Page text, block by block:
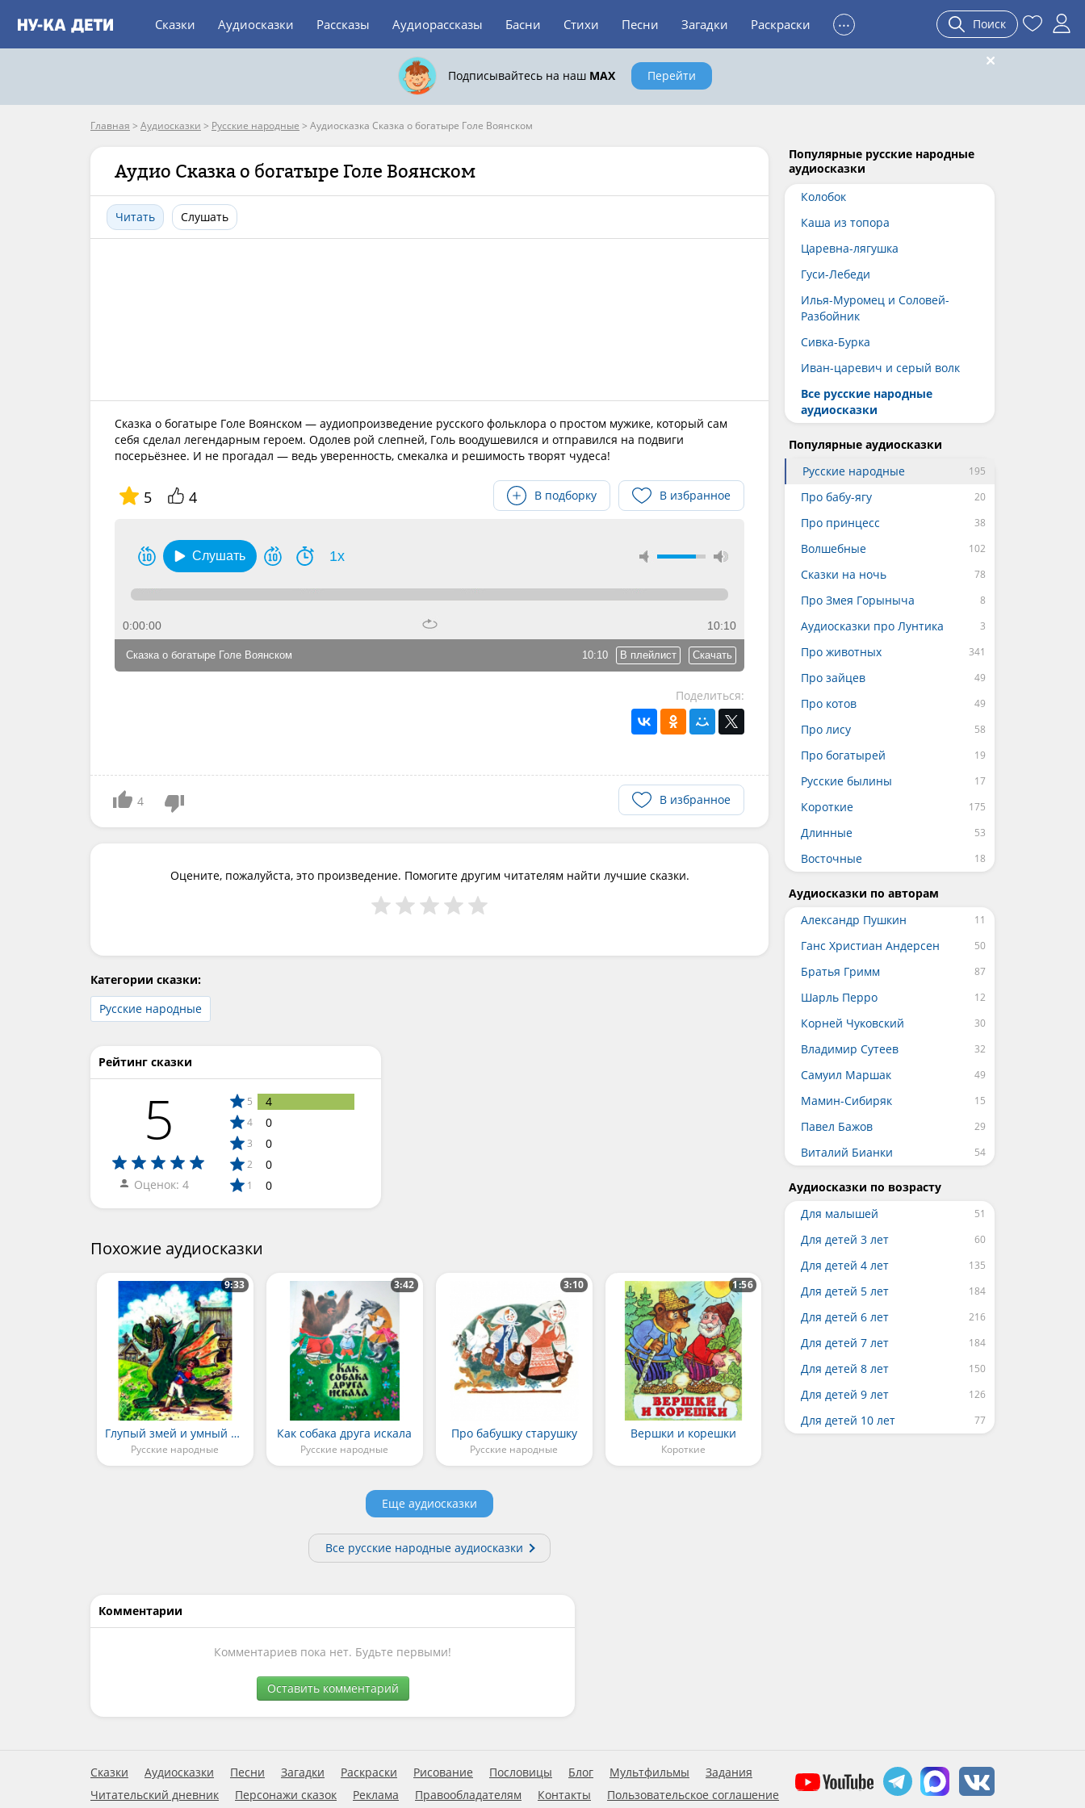
Сказки Аудиосказки Рассказы Аудиорассказы Басни Стихи Песни Загадки Раскраски ... Поиск
Подписывайтесь на наш MAX Перейти
Главная > Аудиосказки > Русские народные > Аудиосказка Сказка о богатыре Голе Воянском
Аудио Сказка о богатыре Голе Воянском
Читать Слушать
Сказка о богатыре Голе Воянском — аудиопроизведение русского фольклора о простом мужике, который сам
себя сделал легендарным героем. Одолев рой слепней, Голь воодушевился и отправился на подвиги
посерьёзнее. И не прогадал — ведь уверенность, смекалка и решимость творят чудеса!
5 4 В подборку В избранное
Слушать 1x
0:00:00 10:10
10:10 В плейлист Скачать
Сказка о богатыре Голе Воянском
Поделиться:
4 В избранное
Оцените, пожалуйста, это произведение. Помогите другим читателям найти лучшие сказки.
Категории сказки:
Русские народные
Рейтинг сказки
5
Оценок: 4
5 4
4 0
3 0
2 0
1 0
Похожие аудиосказки
Глупый змей и умный солдат
Русские народные
9:33
Как собака друга искала
Русские народные
3:42
Про бабушку старушку
Русские народные
3:10
Вершки и корешки
Короткие
1:56
Еще аудиосказки
Все русские народные аудиосказки
Комментарии
Комментариев пока нет. Будьте первыми!
Оставить комментарий
Популярные русские народные
аудиосказки
Колобок
Каша из топора
Царевна-лягушка
Гуси-Лебеди
Илья-Муромец и Соловей-
Разбойник
Сивка-Бурка
Иван-царевич и серый волк
Все русские народные
аудиосказки
Популярные аудиосказки
Русские народные
Про бабу-ягу
Про принцесс
Волшебные
Сказки на ночь
Про Змея Горыныча
Аудиосказки про Лунтика
Про животных
Про зайцев
Про котов
Про лису
Про богатырей
Русские былины
Короткие
Длинные
Восточные
Аудиосказки по авторам
Александр Пушкин
Ганс Христиан Андерсен
Братья Гримм
Шарль Перро
Корней Чуковский
Владимир Сутеев
Самуил Маршак
Мамин-Сибиряк
Павел Бажов
Виталий Бианки
Аудиосказки по возрасту
Для малышей
Для детей 3 лет
Для детей 4 лет
Для детей 5 лет
Для детей 6 лет
Для детей 7 лет
Для детей 8 лет
Для детей 9 лет
Для детей 10 лет
Сказки Аудиосказки Песни Загадки Раскраски Рисование Пословицы Блог Мультфильмы
Задания
Читательский дневник
Персонажи сказок Реклама Правообладателям Контакты Пользовательское соглашение